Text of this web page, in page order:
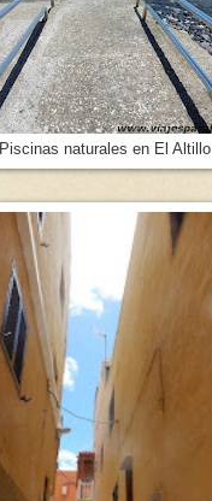
Piscinas naturales en El Altillo